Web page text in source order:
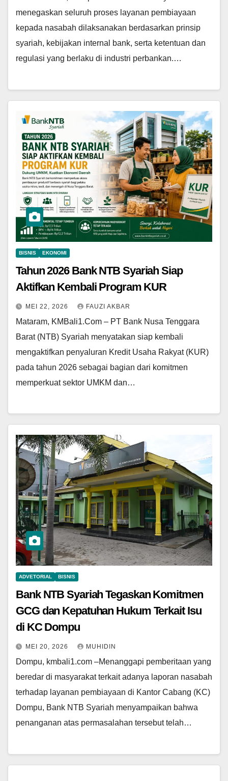
menegaskan seluruh proses layanan pembiayaan
kepada nasabah dilaksanakan berdasarkan prinsip
syariah, kebijakan internal bank, serta ketentuan dan
regulasi yang berlaku di industri perbankan.…
BISNIS EKONOMI
Tahun 2026 Bank NTB Syariah Siap
Aktifkan Kembali Program KUR
MEI 22, 2026 FAUZI AKBAR
Mataram, KMBali1.Com – PT Bank Nusa Tenggara
Barat (NTB) Syariah menyatakan siap kembali
mengaktifkan penyaluran Kredit Usaha Rakyat (KUR)
pada tahun 2026 sebagai bagian dari komitmen
memperkuat sektor UMKM dan…
ADVETORIAL BISNIS
Bank NTB Syariah Tegaskan Komitmen
GCG dan Kepatuhan Hukum Terkait Isu
di KC Dompu
MEI 20, 2026 MUHIDIN
Dompu, kmbali1.com –Menanggapi pemberitaan yang
beredar di masyarakat terkait adanya laporan nasabah
terhadap layanan pembiayaan di Kantor Cabang (KC)
Dompu, Bank NTB Syariah menyampaikan bahwa
penanganan atas permasalahan tersebut telah…